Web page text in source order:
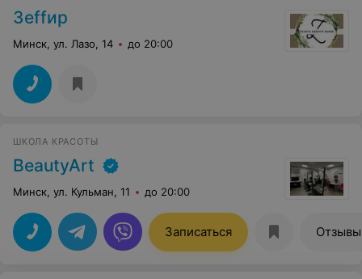
Зеffир
Минск, ул. Лазо, 14 до 20:00
ШКОЛА КРАСОТЫ
BeautyArt
Минск, ул. Кульман, 11 до 20:00
Записаться Отзывы